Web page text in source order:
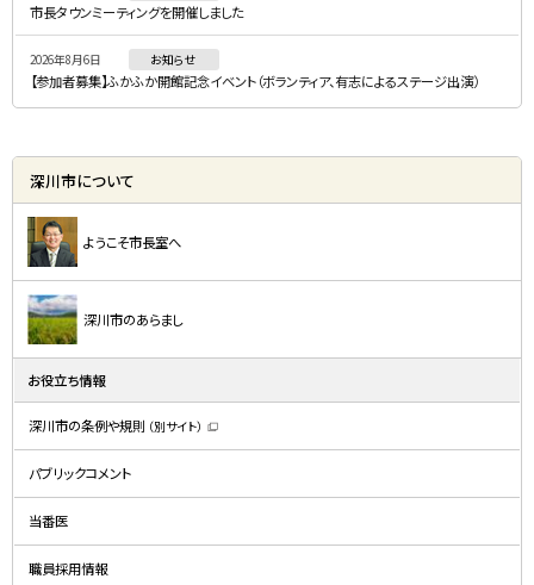
市長タウンミーティングを開催しました
2026年8月6日 お知らせ
【参加者募集】ふかふか開館記念イベント（ボランティア、有志によるステージ出演）
深川市について
ようこそ市長室へ
深川市のあらまし
お役立ち情報
深川市の条例や規則 （別サイト）
新
ン
で
パブリックコメント
当番医
職員採用情報